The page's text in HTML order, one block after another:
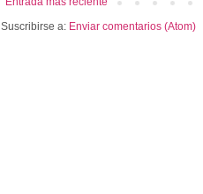
Suscribirse a: Enviar comentarios (Atom)